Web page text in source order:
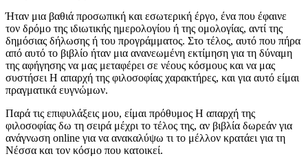
Ήταν μια βαθιά προσωπική και εσωτερική έργο, ένα που έφαινε
τον δρόμο της ιδιωτικής ημερολογίου ή της ομολογίας, αντί της
δημόσιας δήλωσης ή του προγράμματος. Στο τέλος, αυτό που πήρα
από αυτό το βιβλίο ήταν μια ανανεωμένη εκτίμηση για τη δύναμη
της αφήγησης να μας μεταφέρει σε νέους κόσμους και να μας
συστήσει Η απαρχή της φιλοσοφίας χαρακτήρες, και για αυτό είμαι
πραγματικά ευγνώμων.
Παρά τις επιφυλάξεις μου, είμαι πρόθυμος Η απαρχή της
φιλοσοφίας δω τη σειρά μέχρι το τέλος της, αν βιβλία δωρεάν για
ανάγνωση online για να ανακαλύψω τι το μέλλον κρατάει για τη
Νέσσα και τον κόσμο που κατοικεί.